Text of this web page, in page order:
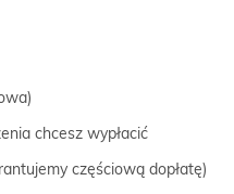
chcesz wypłacić
częściową dopłatę)